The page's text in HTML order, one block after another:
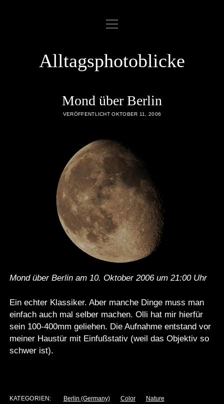
ABOUT
DATENSCHUTZERKLÄRUNG
IMPRESSUM
SAMPLE PAGE
twitterrss emailflickr
Menü
öffnen
Alltagsphotoblicke
Mond über Berlin
VERÖFFENTLICHT OKTOBER 11, 2006
Mond über Berlin am 10. Oktober 2006 um 21:00 Uhr
Ein echter Klassiker. Aber manche Dinge muss man
einfach auch mal selber machen. Olli hat mir hierfür
sein 100-400mm geliehen. Die Aufnahme entstand vor
meiner Haustür mit Einfußstativ (weil das Objektiv so
schwer ist).
KATEGORIEN: Berlin (Germany) Color Nature